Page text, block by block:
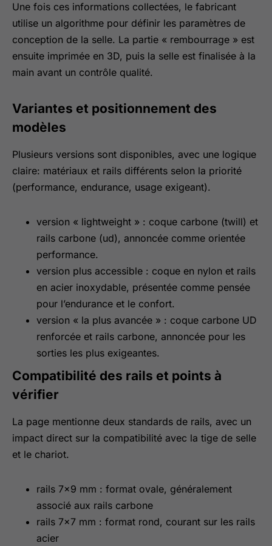
Une fois ces informations collectées, le fabricant
utilise un algorithme pour définir les paramètres de
conception de la selle. La partie « rembourrage » est
ensuite imprimée en 3D, puis la selle est finalisée à la
main avant un contrôle qualité.
Variantes et positionnement des
modèles
Plusieurs versions sont disponibles, avec une logique
claire: matériaux et rails différents selon la priorité
(performance, endurance, usage exigeant).
version « lightweight » : coque carbone (twill) et
rails carbone (ud), annoncée comme orientée
performance.
version plus accessible : coque en nylon et rails
en acier inoxydable, présentée comme pensée
pour l’endurance et le confort.
version « la plus avancée » : coque carbone UD
renforcée et rails carbone, annoncée pour les
sorties les plus exigeantes.
Compatibilité des rails et points à
vérifier
La page mentionne deux standards de rails, avec un
impact direct sur la compatibilité avec la tige de selle
et le chariot.
rails 7×9 mm : format ovale, généralement
associé aux rails carbone
rails 7×7 mm : format rond, courant sur les rails
acier